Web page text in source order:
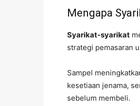
Mengapa
Syarikat-syarikat
strategi pemasaran
Sampel
kesetiaan jenama,
sebelum membeli.